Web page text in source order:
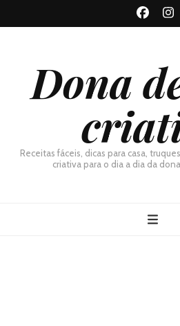
Dona
Receitas fáceis, dicas para casa,
criativa para o dia a dia da